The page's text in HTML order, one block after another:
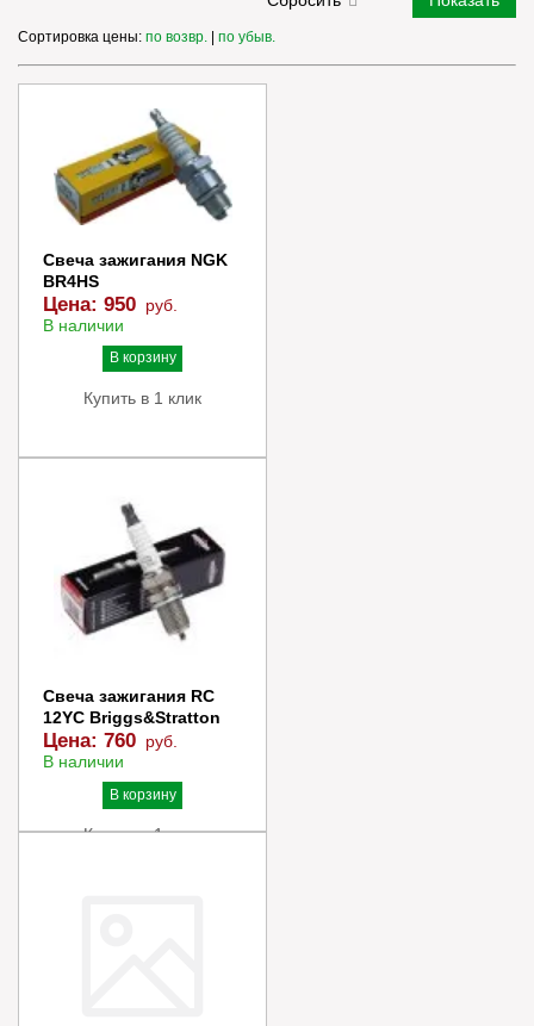
Сортировка цены: по возвр. по убыв.
Свеча зажигания NGK
BR4HS
Цена: 950 руб.
В наличии
В корзину
Купить в 1 клик
Свеча зажигания RC
12YC Briggs&Stratton
Цена: 760 руб.
В наличии
В корзину
Купить в 1 клик